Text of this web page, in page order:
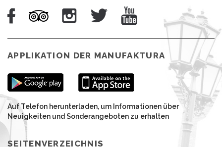
APPLIKATION DER MANUFAKTURA
Auf Telefon herunterladen, um Informationen über
Neuigkeiten und Sonderangeboten zu erhalten
SEITENVERZEICHNIS